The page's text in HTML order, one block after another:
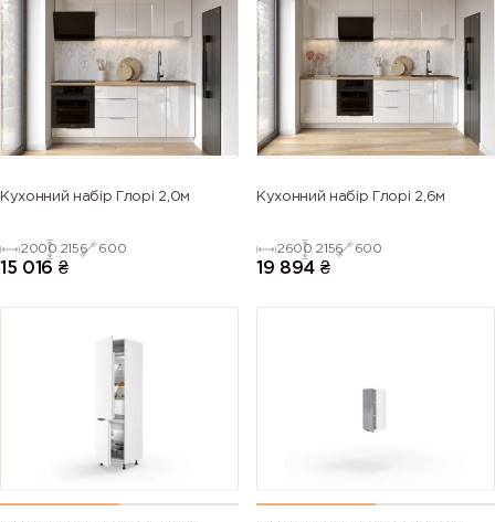
Кухонний набір Глорі 2,0м
2000 2156 600
15 016 ₴
Кухонний набір Глорі 2,6м
2600 2156 600
19 894 ₴